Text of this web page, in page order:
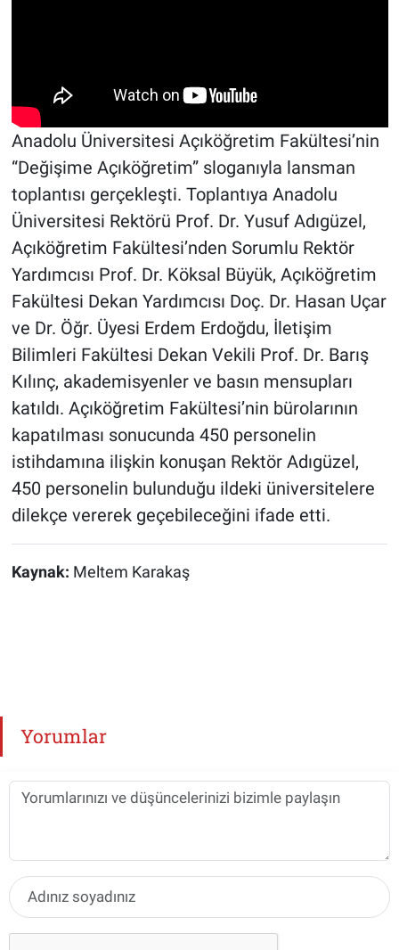
Anadolu Üniversitesi Açıköğretim Fakültesi’nin
“Değişime Açıköğretim” sloganıyla lansman
toplantısı gerçekleşti. Toplantıya Anadolu
Üniversitesi Rektörü Prof. Dr. Yusuf Adıgüzel,
Açıköğretim Fakültesi’nden Sorumlu Rektör
Yardımcısı Prof. Dr. Köksal Büyük, Açıköğretim
Fakültesi Dekan Yardımcısı Doç. Dr. Hasan Uçar
ve Dr. Öğr. Üyesi Erdem Erdoğdu, İletişim
Bilimleri Fakültesi Dekan Vekili Prof. Dr. Barış
Kılınç, akademisyenler ve basın mensupları
katıldı. Açıköğretim Fakültesi’nin bürolarının
kapatılması sonucunda 450 personelin
istihdamına ilişkin konuşan Rektör Adıgüzel,
450 personelin bulunduğu ildeki üniversitelere
dilekçe vererek geçebileceğini ifade etti.
Kaynak: Meltem Karakaş
Yorumlar